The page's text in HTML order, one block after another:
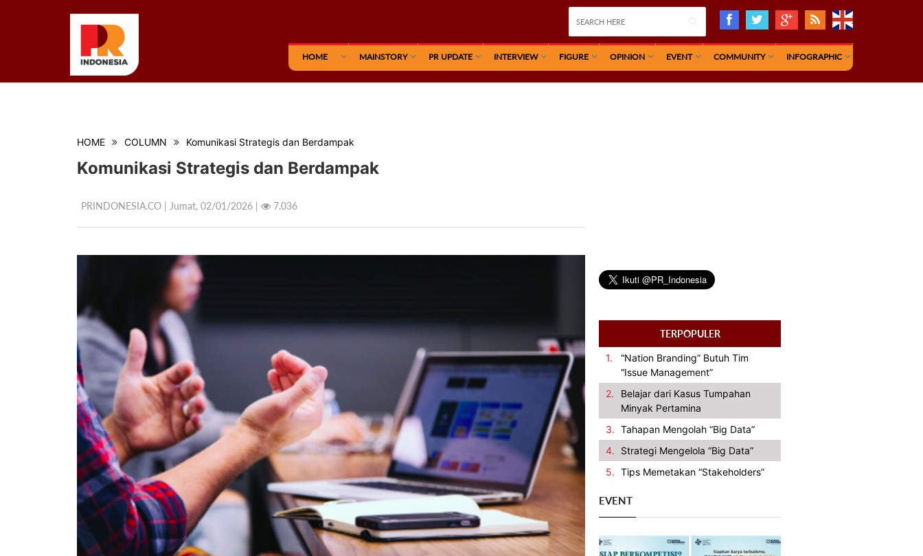
HOME MAINSTORY PR UPDATE INTERVIEW FIGURE OPINION EVENT COMMUNITY INFOGRAPHIC
HOME COLUMN Komunikasi Strategis dan Berdampak
Komunikasi Strategis dan Berdampak
PRINDONESIA.CO | Jumat, 02/01/2026 | 7.036
TERPOPULER
1.
“Nation Branding” Butuh Tim
“Issue Management”
2.
Belajar dari Kasus Tumpahan
Minyak Pertamina
3. Tahapan Mengolah “Big Data”
4.
Strategi Mengelola “Big Data”
5. Tips Memetakan “Stakeholders”
EVENT
Previous Next